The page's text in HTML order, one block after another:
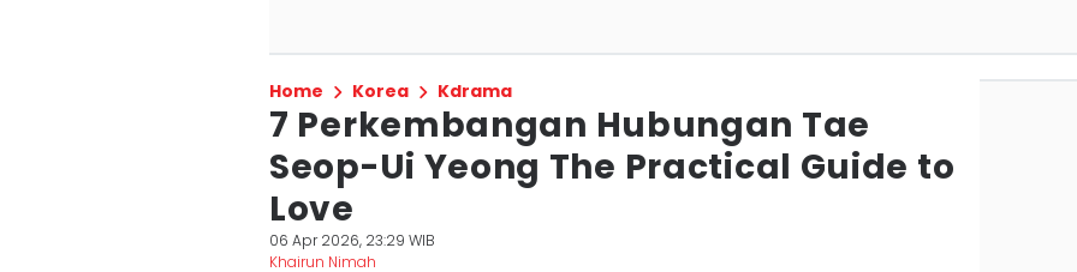
Home Korea Kdrama
7 Perkembangan Hubungan Tae
Seop-Ui Yeong The Practical Guide to
Love
06 Apr 2026, 23:29 WIB
Khairun Nimah